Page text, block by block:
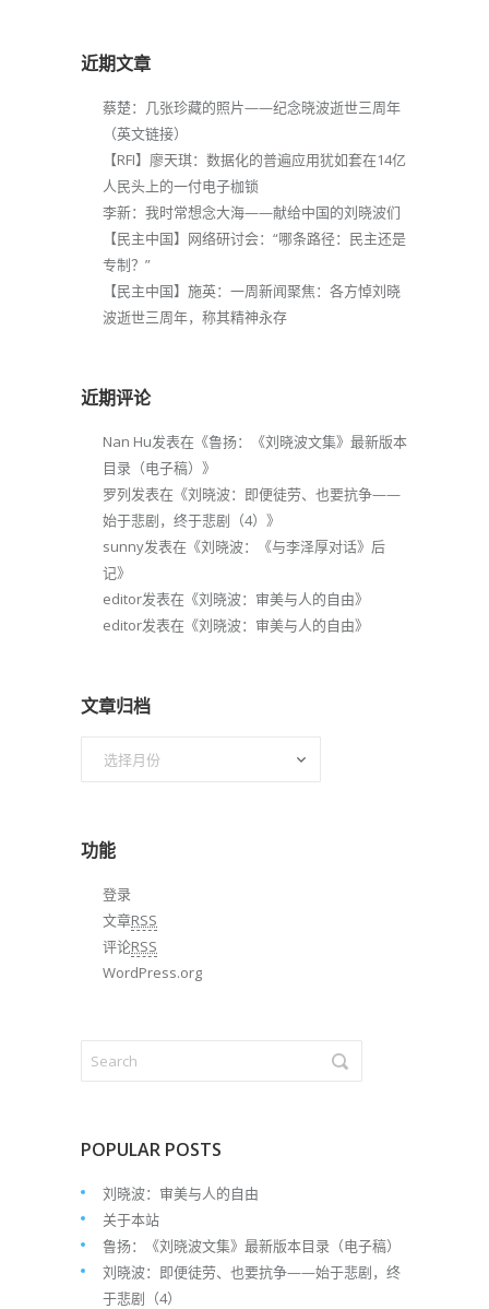
近期文章
蔡楚：几张珍藏的照片——纪念晓波逝世三周年
（英文链接）
【RFI】廖天琪：数据化的普遍应用犹如套在14亿
人民头上的一付电子枷锁
李新：我时常想念大海——献给中国的刘晓波们
【民主中国】网络研讨会：“哪条路径：民主还是
专制？”
【民主中国】施英：一周新闻聚焦：各方悼刘晓
波逝世三周年，称其精神永存
近期评论
Nan Hu发表在《鲁扬：《刘晓波文集》最新版本
目录（电子稿） 》
罗列发表在《刘晓波：即便徒劳、也要抗争——
始于悲剧，终于悲剧（4） 》
sunny发表在《刘晓波：《与李泽厚对话》后
记》
editor发表在《刘晓波：审美与人的自由》
editor发表在《刘晓波：审美与人的自由》
文章归档
功能
登录
文章RSS
评论RSS
WordPress.org
POPULAR POSTS
刘晓波：审美与人的自由
关于本站
鲁扬：《刘晓波文集》最新版本目录（电子稿）
刘晓波：即便徒劳、也要抗争——始于悲剧，终
于悲剧（4）